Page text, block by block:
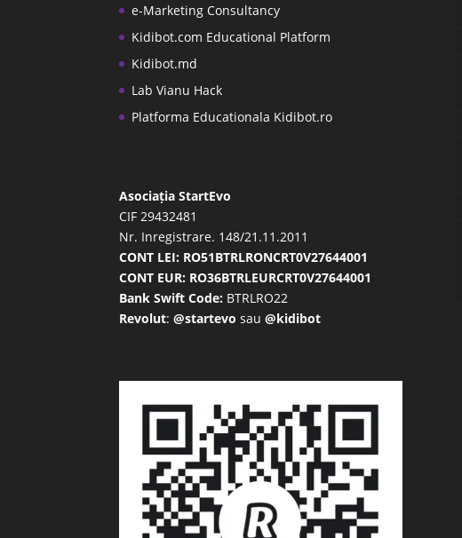
e-Marketing Consultancy
Kidibot.com Educational Platform
Kidibot.md
Lab Vianu Hack
Platforma Educationala Kidibot.ro
Asociația StartEvo
CIF 29432481
Nr. Inregistrare. 148/21.11.2011
CONT LEI: RO51BTRLRONCRT0V27644001
CONT EUR: RO36BTRLEURCRT0V27644001
Bank Swift Code: BTRLRO22
Revolut:@startevo sau@kidibot